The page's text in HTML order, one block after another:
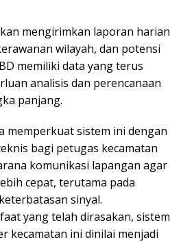
mengirimkan laporan harian
wilayah, dan potensi
memiliki data yang terus
analisis dan perencanaan
panjang.
memperkuat sistem ini dengan
bagi petugas kecamatan
komunikasi lapangan agar
cepat, terutama pada
sinyal.
yang telah dirasakan, sistem
kecamatan ini dinilai menjadi